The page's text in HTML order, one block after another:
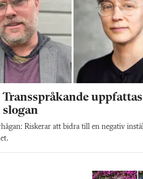
slogan
Riskerar att bidra till en negativ